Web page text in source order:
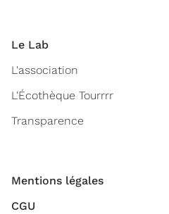
Le Lab
L'association
L'Écothèque Tourrrr
Transparence
Mentions légales
CGU